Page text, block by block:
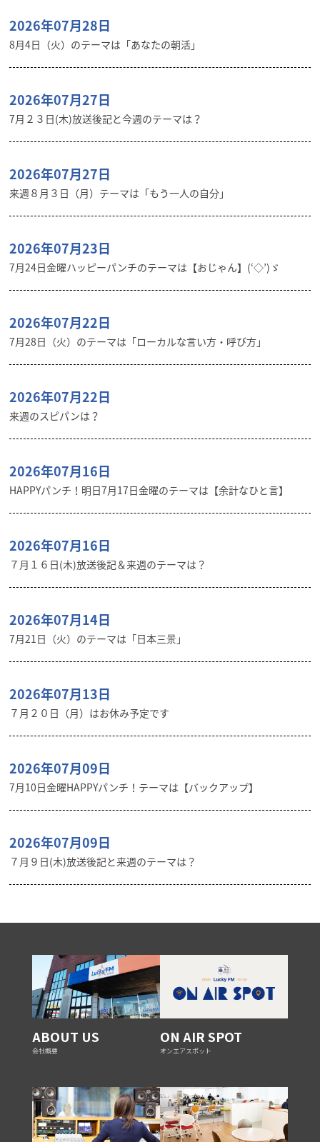
2026年07月28日
8月4日（火）のテーマは「あなたの朝活」
2026年07月27日
7月２３日(木)放送後記と今週のテーマは？
2026年07月27日
来週８月３日（月）テーマは「もう一人の自分」
2026年07月23日
7月24日金曜ハッピーパンチのテーマは【おじゃん】(‘◇’)ゞ
2026年07月22日
7月28日（火）のテーマは「ローカルな言い方・呼び方」
2026年07月22日
来週のスピパンは？
2026年07月16日
HAPPYパンチ！明日7月17日金曜のテーマは【余計なひと言】
2026年07月16日
７月１６日(木)放送後記＆来週のテーマは？
2026年07月14日
7月21日（火）のテーマは「日本三景」
2026年07月13日
７月２０日（月）はお休み予定です
2026年07月09日
7月10日金曜HAPPYパンチ！テーマは【バックアップ】
2026年07月09日
７月９日(木)放送後記と来週のテーマは？
ABOUT US
会社概要
ON AIR SPOT
オンエアスポット